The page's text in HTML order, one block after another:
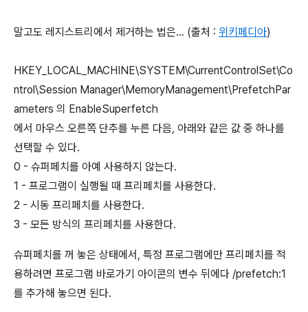
말고도 레지스트리에서 제거하는 법은... (출처 : 위키페디아)
HKEY_LOCAL_MACHINE\SYSTEM\CurrentControlSet\Co
ntrol\Session Manager\MemoryManagement\PrefetchPar
ameters 의 EnableSuperfetch
에서 마우스 오른쪽 단추를 누른 다음, 아래와 같은 값 중 하나를
선택할 수 있다.
0 - 슈퍼페치를 아예 사용하지 않는다.
1 - 프로그램이 실행될 때 프리페치를 사용한다.
2 - 시동 프리페치를 사용한다.
3 - 모든 방식의 프리페치를 사용한다.
슈퍼페치를 꺼 놓은 상태에서, 특정 프로그램에만 프리페치를 적
용하려면 프로그램 바로가기 아이콘의 변수 뒤에다 /prefetch:1
를 추가해 놓으면 된다.